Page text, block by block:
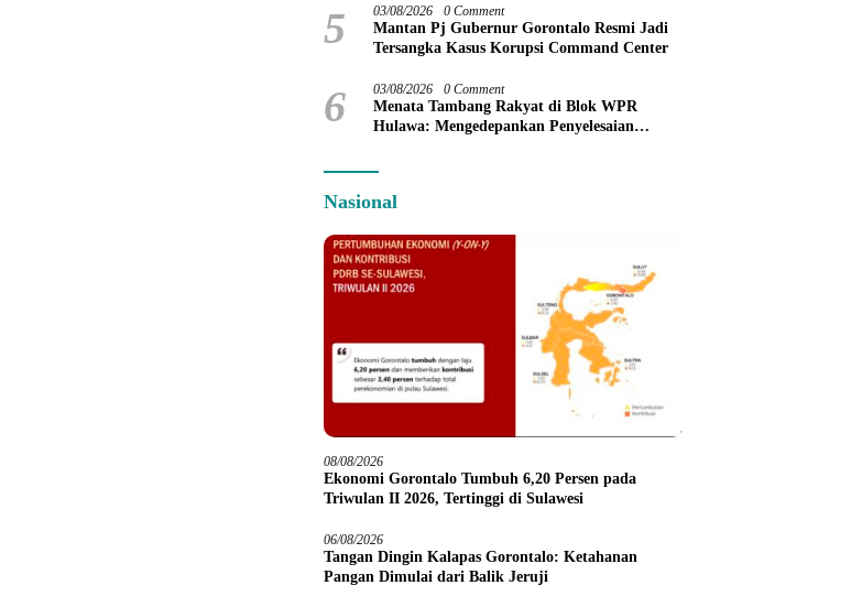
5 03/08/2026 0 Comment
Mantan Pj Gubernur Gorontalo Resmi Jadi
Tersangka Kasus Korupsi Command Center
6 03/08/2026 0 Comment
Menata Tambang Rakyat di Blok WPR
Hulawa: Mengedepankan Penyelesaian
Nasional
08/08/2026
Ekonomi Gorontalo Tumbuh 6,20 Persen pada
Triwulan II 2026, Tertinggi di Sulawesi
06/08/2026
Tangan Dingin Kalapas Gorontalo: Ketahanan
Pangan Dimulai dari Balik Jeruji